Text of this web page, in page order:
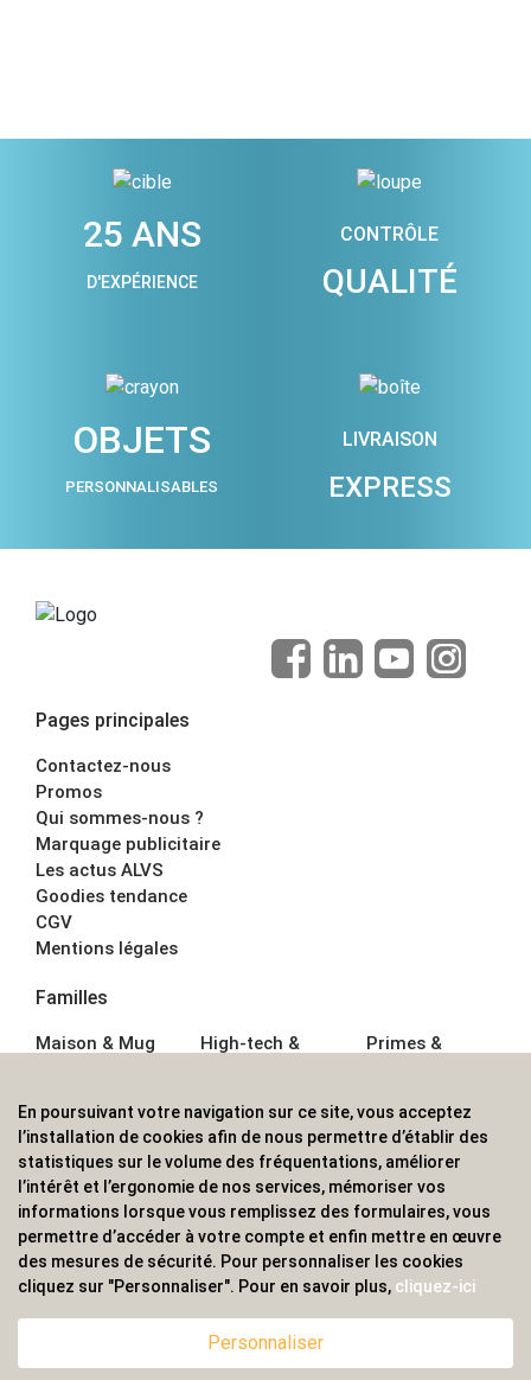
25 ANS
D'EXPÉRIENCE
CONTRÔLE
QUALITÉ
OBJETS
PERSONNALISABLES
LIVRAISON
EXPRESS
Pages principales
Contactez-nous
Promos
Qui sommes-nous ?
Marquage publicitaire
Les actus ALVS
Goodies tendance
CGV
Mentions légales
Familles
Maison & Mug
Écriture
Bagagerie sacs
High-tech &
Sport &
Outdoor
Enfant
Primes &
Boisson
Textile &
Casquette
Accessoires de
ALVS, fournisseur d'objets publicitaires, pour les
professionnels. Une implantation nationale, une
couverture internationale.
En poursuivant votre navigation sur ce site, vous acceptez
l’installation de cookies afin de nous permettre d’établir des
statistiques sur le volume des fréquentations, améliorer
l’intérêt et l’ergonomie de nos services, mémoriser vos
informations lorsque vous remplissez des formulaires, vous
permettre d’accéder à votre compte et enfin mettre en œuvre
des mesures de sécurité. Pour personnaliser les cookies
cliquez sur "Personnaliser". Pour en savoir plus, cliquez-ici
Personnaliser